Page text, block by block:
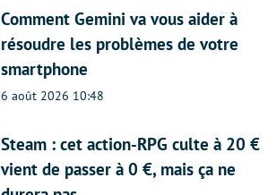
Comment Gemini va vous aider à
résoudre les problèmes de votre
smartphone
6 août 2026 10:48
Steam : cet action-RPG culte à 20 €
vient de passer à 0 €, mais ça ne